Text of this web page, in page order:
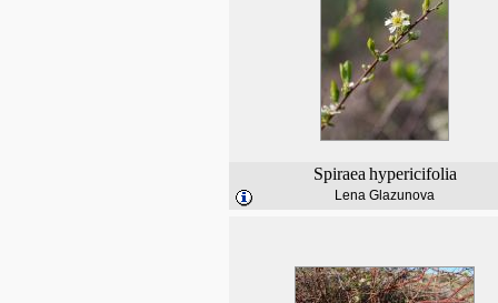
Spiraea hypericifolia
Lena Glazunova